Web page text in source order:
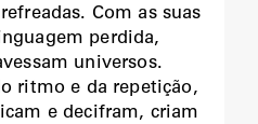
Com as suas
perdida,
universos.
ritmo e da repetição,
e decifram, criam